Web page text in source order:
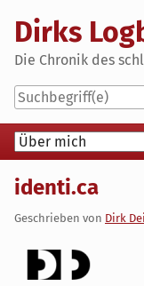
content
Dirks
Die Chronik des
Navigation
identi.ca
Geschrieben von Dirk